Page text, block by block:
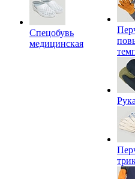
Спецобувь
медицинская